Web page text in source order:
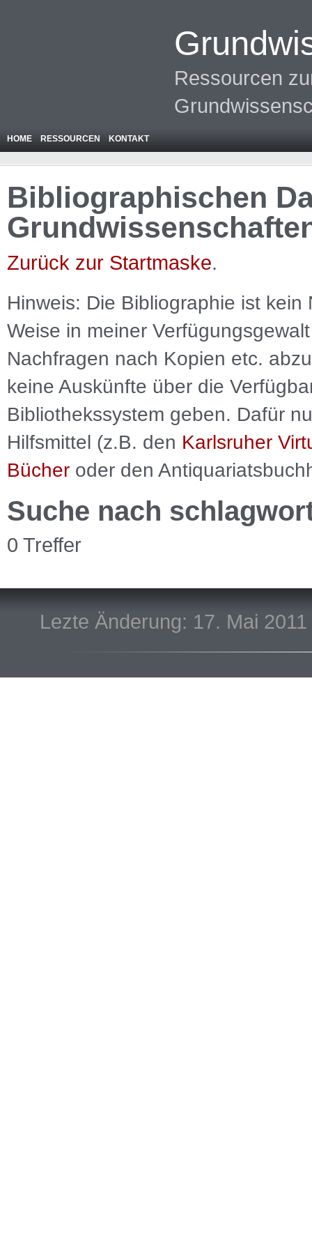
Ressourcen
HOME RESSOURCEN KONTAKT
Bibliographischen
Zurück zur Startmaske.
Hinweis: Die Bibliographie ist kein
Weise in meiner
Nachfragen nach Kopien etc.
keine Auskünfte über die
Bibliothekssystem geben. Dafür
Hilfsmittel (z.B. den Karlsruher
Bücher oder den
Suche nach
0 Treffer
Lezte Änderung: 17. Mai